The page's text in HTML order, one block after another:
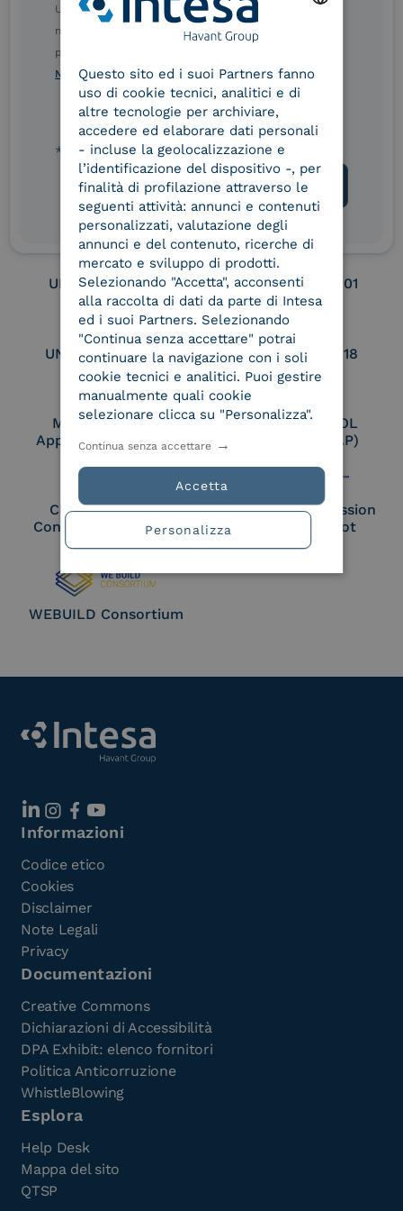
Remote Qualified
Electronic Signature /
Seal Creation
Service Provider e
Aggregatore SPID
Service Provider e
Aggregatore CIE
Conservatore
qualificato
UNI EN ISO 37001
UNI EN ISO 9001 UNI EN ISO 27001
UNI EN ISO 27017 UNI EN ISO 27018
Membro Adobe
Approved Trust List
Certified PEPPOL
Access Point (AP)
Cloud Signature
Consortium Member
European Commission
Large Scale Pilot
Member
WEBUILD Consortium
Ulteriori informazioni sulle procedure sono disponibili
nelle Norme di tutela della privacy INTESA. Inoltrando il
presente modulo, dichiaro di aver letto e compreso le
Norme di tutela della privacy INTESA.
* campo obbligatorio
Informazioni
Codice etico
Cookies
Disclaimer
Note Legali
Privacy
Documentazioni
Creative Commons
Dichiarazioni di Accessibilità
DPA Exhibit: elenco fornitori
Politica Anticorruzione
WhistleBlowing
Esplora
Help Desk
Mappa del sito
QTSP
ITALIAN
Questo sito ed i suoi Partners fanno
uso di cookie tecnici, analitici e di
altre tecnologie per archiviare,
accedere ed elaborare dati personali
- incluse la geolocalizzazione e
l’identificazione del dispositivo -, per
finalità di profilazione attraverso le
seguenti attività: annunci e contenuti
personalizzati, valutazione degli
annunci e del contenuto, ricerche di
mercato e sviluppo di prodotti.
Selezionando "Accetta", acconsenti
alla raccolta di dati da parte di Intesa
ed i suoi Partners. Selezionando
"Continua senza accettare" potrai
continuare la navigazione con i soli
cookie tecnici e analitici. Puoi gestire
manualmente quali cookie
selezionare clicca su "Personalizza".
Accetta
Continua senza accettare
Personalizza